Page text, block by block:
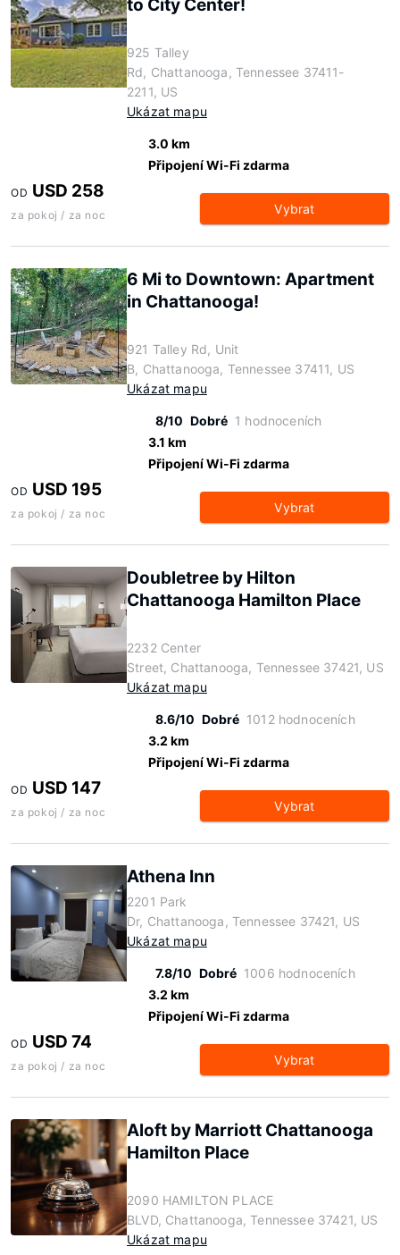
to City Center!
925 Talley
Rd, Chattanooga, Tennessee 37411-
2211, US
Ukázat mapu
3.0 km
Připojení Wi-Fi zdarma
OD USD 258
za pokoj / za noc Vybrat
6 Mi to Downtown: Apartment
in Chattanooga!
921 Talley Rd, Unit
B, Chattanooga, Tennessee 37411, US
Ukázat mapu
8/10 Dobré 1 hodnoceních
3.1 km
Připojení Wi-Fi zdarma
OD USD 195
za pokoj / za noc Vybrat
Doubletree by Hilton
Chattanooga Hamilton Place
2232 Center
Street, Chattanooga, Tennessee 37421, US
Ukázat mapu
8.6/10 Dobré 1012 hodnoceních
3.2 km
Připojení Wi-Fi zdarma
OD USD 147
za pokoj / za noc Vybrat
Athena Inn
2201 Park
Dr, Chattanooga, Tennessee 37421, US
Ukázat mapu
7.8/10 Dobré 1006 hodnoceních
3.2 km
Připojení Wi-Fi zdarma
OD USD 74
za pokoj / za noc Vybrat
Aloft by Marriott Chattanooga
Hamilton Place
2090 HAMILTON PLACE
BLVD, Chattanooga, Tennessee 37421, US
Ukázat mapu